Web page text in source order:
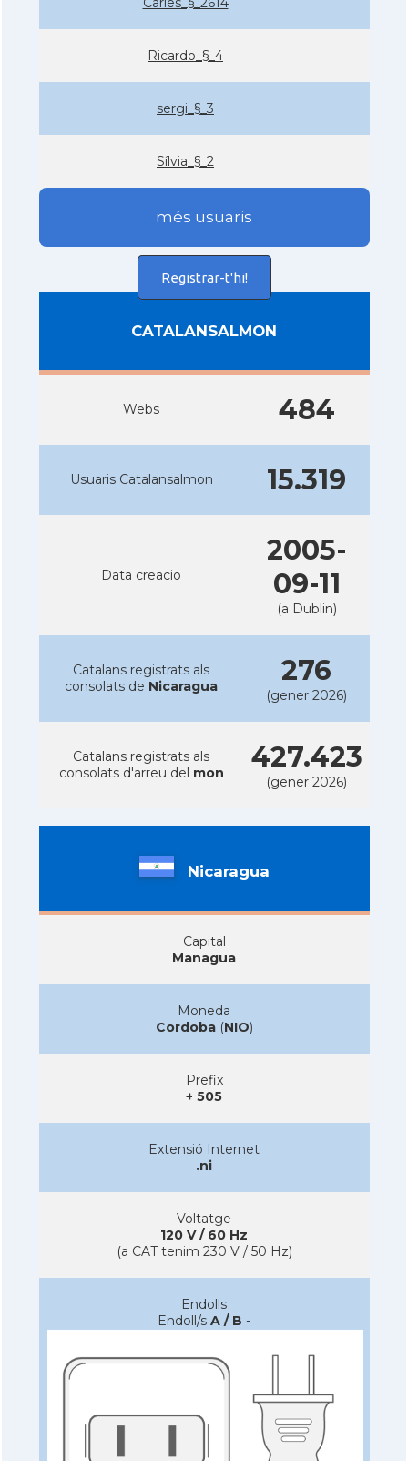
Ricardo_§_4
sergi_§_3
Sí­lvia_§_2
més usuaris
Registrar-t'hi!
CATALANSALMON
Webs 484
Usuaris Catalansalmon 15.319
Data creacio
2005-
09-11
(a Dublin)
Catalans registrats als
consolats de Nicaragua 276
(gener 2026)
Catalans registrats als
consolats d'arreu del mon 427.423
(gener 2026)
Nicaragua
Capital
Managua
Moneda
Cordoba(NIO)
Prefix
+ 505
Extensió Internet
.ni
Voltatge
120 V / 60 Hz
(a CAT tenim 230 V / 50 Hz)
Endolls
Endoll/s A / B -